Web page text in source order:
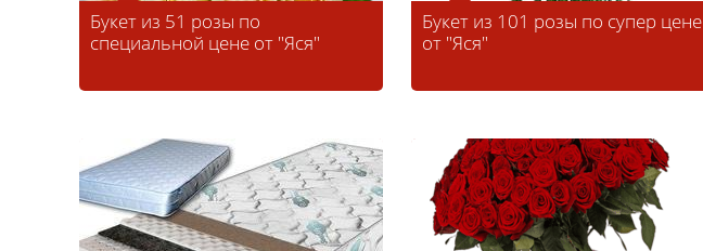
Букет из 51 розы по
специальной цене от "Яся"
Букет из 101 розы по супер цене
от "Яся"